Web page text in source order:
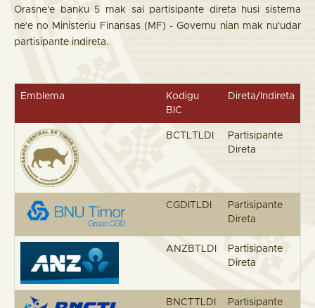
Orasne'e banku 5 mak sai partisipante direta husi sistema
ne'e no Ministeriu Finansas (MF) - Governu nian mak nu'udar
partisipante indireta.
Emblema
Kodigu
BIC
Direta/Indireta
BCTLTLDI
Partisipante
Direta
CGDITLDI
Partisipante
Direta
ANZBTLDI
Partisipante
Direta
BNCTTLDI
Partisipante